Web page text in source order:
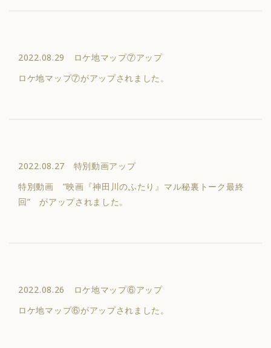
2022.08.29 ロケ地マップ⑦アップ
ロケ地マップ⑦がアップされました。
2022.08.27 特別動画アップ
特別動画 ”映画『神田川のふたり』マル秘裏トーク最終
回” がアップされました。
2022.08.26 ロケ地マップ⑥アップ
ロケ地マップ⑥がアップされました。